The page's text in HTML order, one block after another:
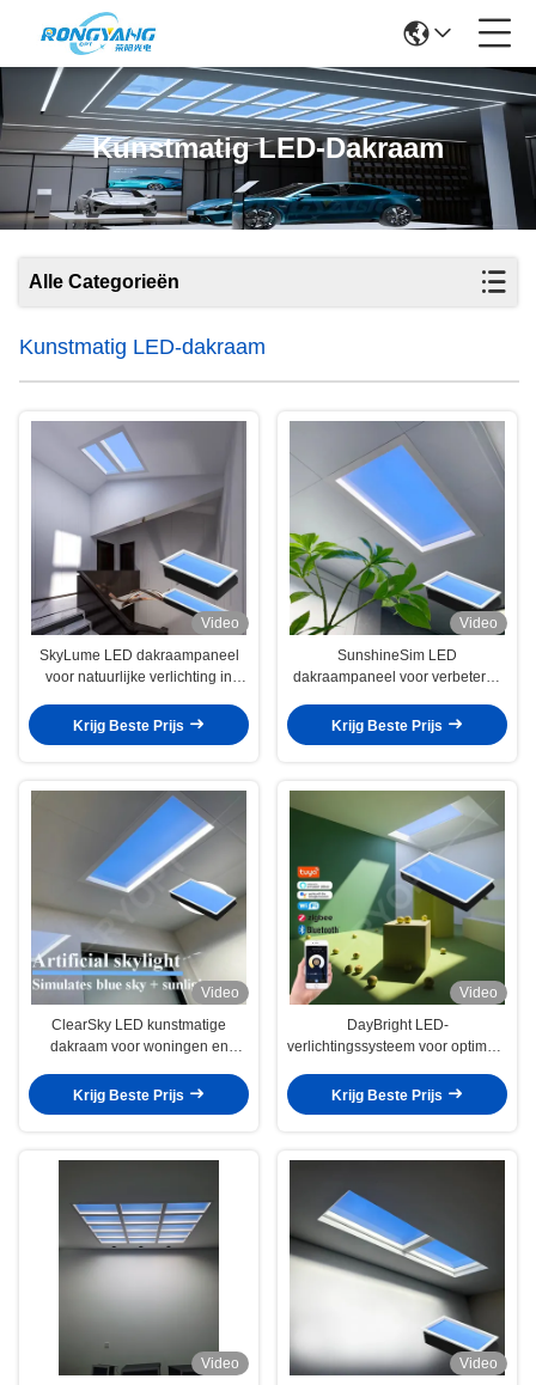
Kunstmatig LED-Dakraam
Alle Categorieën
Kunstmatig LED-dakraam
Video
SkyLume LED dakraampaneel
voor natuurlijke verlichting in
binnenruimtes
Krijg Beste Prijs
Video
SunshineSim LED
dakraampaneel voor verbeterde
en natuurlijke zonlichtsimulatie
binnen
Krijg Beste Prijs
Video
ClearSky LED kunstmatige
dakraam voor woningen en
installatie en een energiezuinig
ontwerp
Krijg Beste Prijs
Video
DayBright LED-
verlichtingssysteem voor optimale
repliceert voor gezondere,
helderder ruimtes
Krijg Beste Prijs
Video
Video